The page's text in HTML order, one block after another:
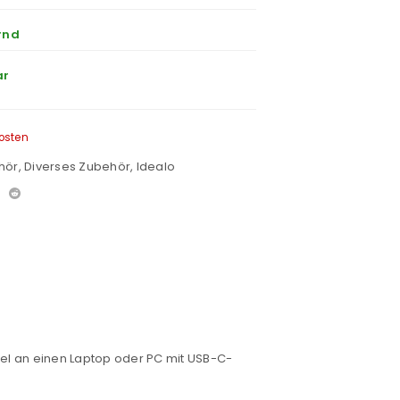
, Diverses Zubehör, Idealo
an einen Laptop oder PC mit USB-C-